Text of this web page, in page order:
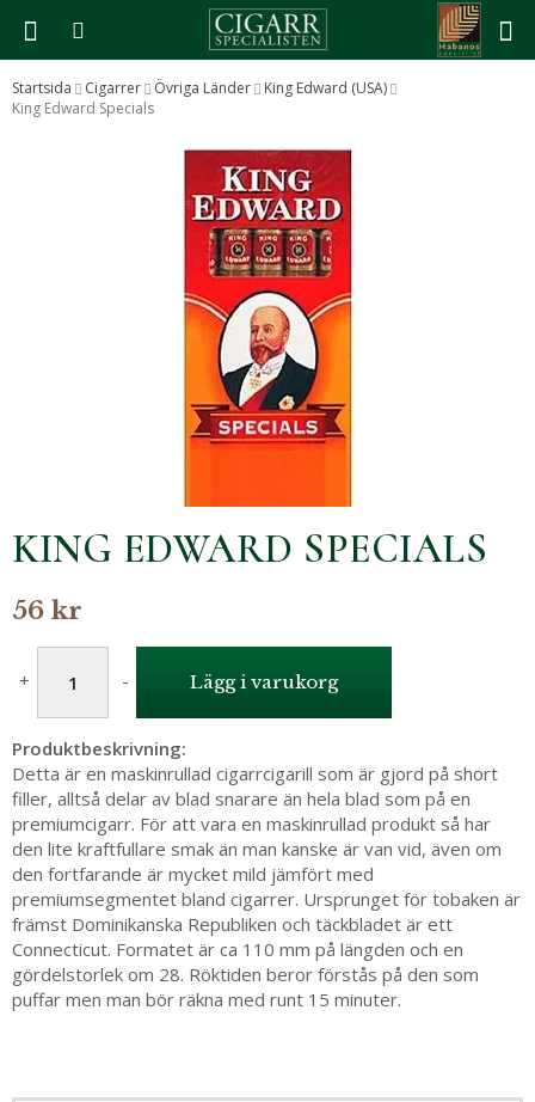
Produkten har blivit tillagd i varukorgen
Startsida Cigarrer Övriga Länder
King Edward (USA)
King Edward Specials
KING EDWARD SPECIALS
56 kr
+ - Lägg i varukorg
Produktbeskrivning:
Detta är en maskinrullad cigarrcigarill som är gjord på short
filler, alltså delar av blad snarare än hela blad som på en
premiumcigarr. För att vara en maskinrullad produkt så har
den lite kraftfullare smak än man kanske är van vid, även om
den fortfarande är mycket mild jämfört med
premiumsegmentet bland cigarrer. Ursprunget för tobaken är
främst Dominikanska Republiken och täckbladet är ett
Connecticut. Formatet är ca 110 mm på längden och en
gördelstorlek om 28. Röktiden beror förstås på den som
puffar men man bör räkna med runt 15 minuter.